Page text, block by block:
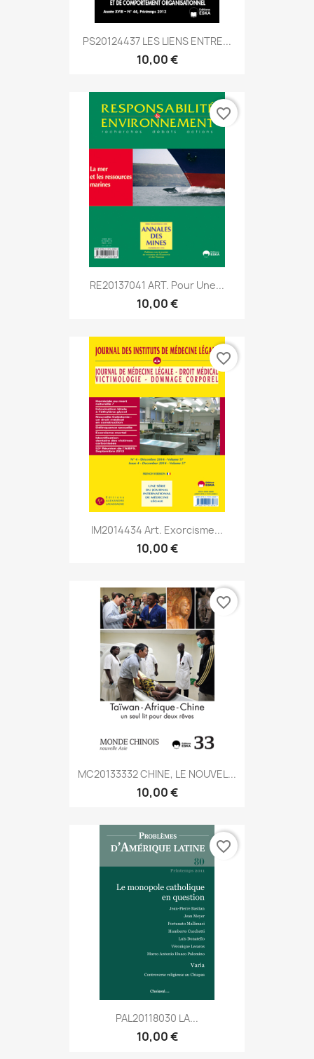
PS20124437 LES LIENS ENTRE...
10,00 €
RE20137041 ART. Pour Une...
10,00 €
favorite_border
IM2014434 Art. Exorcisme...
10,00 €
favorite_border
MC20133332 CHINE, LE NOUVEL...
10,00 €
favorite_border
PAL20118030 LA...
10,00 €
favorite_border